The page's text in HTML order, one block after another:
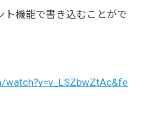
ト機能で書き込むことがで